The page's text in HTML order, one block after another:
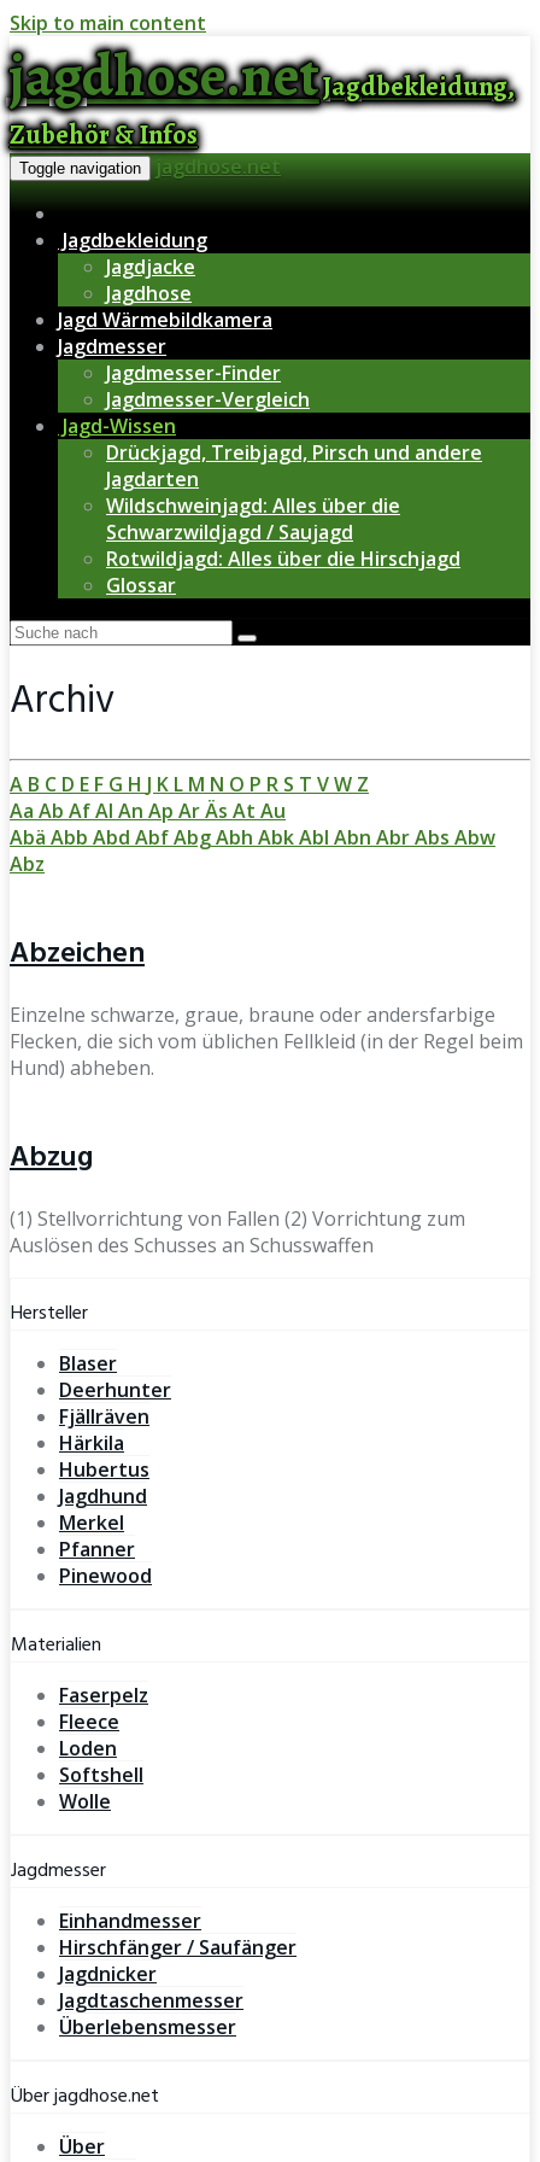
Skip to main content
jagdhose.netJagdbekleidung,
Zubehör & Infos
Toggle navigation jagdhose.net
Jagdbekleidung
Jagdjacke
Jagdhose
Jagd Wärmebildkamera
Jagdmesser
Jagdmesser-Finder
Jagdmesser-Vergleich
Jagd-Wissen
Drückjagd, Treibjagd, Pirsch und andere
Jagdarten
Wildschweinjagd: Alles über die
Schwarzwildjagd / Saujagd
Rotwildjagd: Alles über die Hirschjagd
Glossar
Archiv
A B C D E F G H J K L M N O P R S T VW Z
Aa Ab AfAl An Ap ArÄs At Au
Abä Abb Abd AbfAbgAbh AbkAbl Abn AbrAbs Abw
Abz
Abzeichen
Einzelne schwarze, graue, braune oder andersfarbige
Flecken, die sich vom üblichen Fellkleid (in der Regel beim
Hund) abheben.
Abzug
(1) Stellvorrichtung von Fallen (2) Vorrichtung zum
Auslösen des Schusses an Schusswaffen
Hersteller
Blaser
Deerhunter
Fjällräven
Härkila
Hubertus
Jagdhund
Merkel
Pfanner
Pinewood
Materialien
Faserpelz
Fleece
Loden
Softshell
Wolle
Jagdmesser
Einhandmesser
Hirschfänger / Saufänger
Jagdnicker
Jagdtaschenmesser
Überlebensmesser
Über jagdhose.net
Über